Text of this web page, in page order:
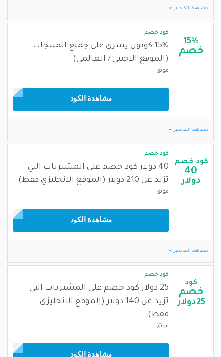
مشاهدة التفاصيل
15%
خصم
كود خصم
15% كوبون يسري على جميع المنتجات
(الموقع الاجنبي / العالمي)
موثق
مشاهدة الكود
مشاهدة التفاصيل
كود خصم
40
دولار
كود خصم
40 دولار كود خصم على المشتريات التي
تزيد عن 210 دولار (الموقع الانجليزي فقط)
موثق
مشاهدة الكود
مشاهدة التفاصيل
كود
خصم
25دولار
كود خصم
25 دولار كود خصم على المشتريات التي
تزيد عن 140 دولار (الموقع الانجليزي
فقط)
موثق
مشاهدة الكود